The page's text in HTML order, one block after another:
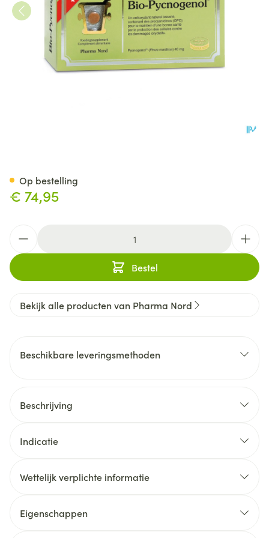
€ 74,95
Bestel
Op bestelling
Bekijk alle producten van Pharma Nord
Beschikbare leveringsmethoden
Beschrijving
Indicatie
Wettelijk verplichte informatie
Eigenschappen